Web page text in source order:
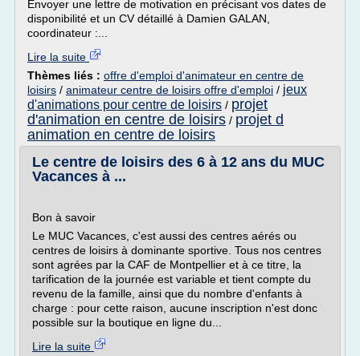
Envoyer une lettre de motivation en précisant vos dates de
disponibilité et un CV détaillé à Damien GALAN,
coordinateur :...
Lire la suite
Thèmes liés : offre d'emploi d'animateur en centre de
loisirs / animateur centre de loisirs offre d'emploi / jeux
d'animations pour centre de loisirs / projet
d'animation en centre de loisirs / projet d
animation en centre de loisirs
Le centre de loisirs des 6 à 12 ans du MUC
Vacances à ...
Bon à savoir
Le MUC Vacances, c'est aussi des centres aérés ou
centres de loisirs à dominante sportive. Tous nos centres
sont agrées par la CAF de Montpellier et à ce titre, la
tarification de la journée est variable et tient compte du
revenu de la famille, ainsi que du nombre d'enfants à
charge : pour cette raison, aucune inscription n'est donc
possible sur la boutique en ligne du...
Lire la suite